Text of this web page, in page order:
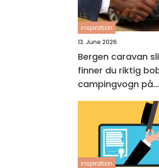
inspiration
13. June 2026
Bergen caravan slik
finner du riktig
campingvogn på
vestlandet
inspiration